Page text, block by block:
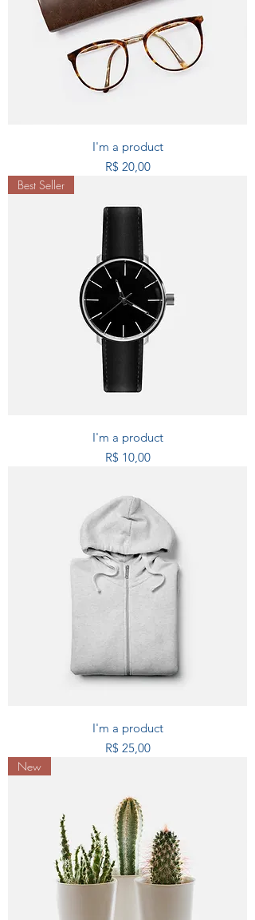
I'm a product
Preço
R$ 20,00
Best Seller
I'm a product
Preço
R$ 10,00
I'm a product
Preço
R$ 25,00
New